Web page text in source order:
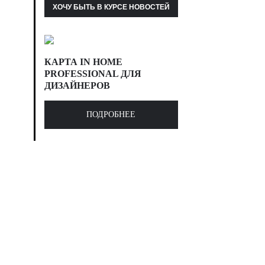
КАРТА IN HOME
PROFESSIONAL ДЛЯ
ДИЗАЙНЕРОВ
ПОДРОБНЕЕ